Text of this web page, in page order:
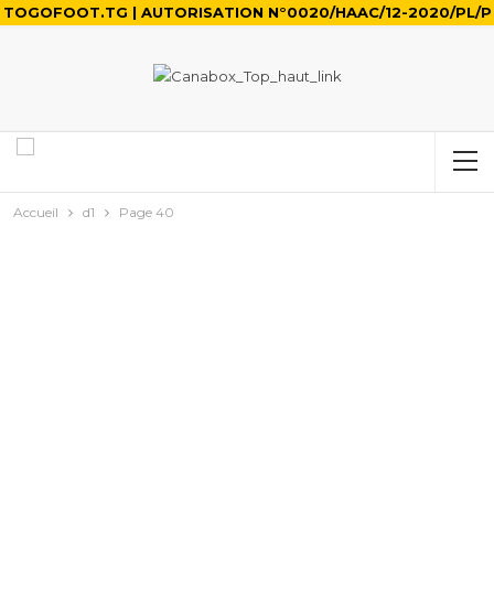
TOGOFOOT.TG | AUTORISATION N°0020/HAAC/12-2020/PL/P
Accueil d1 Page 40